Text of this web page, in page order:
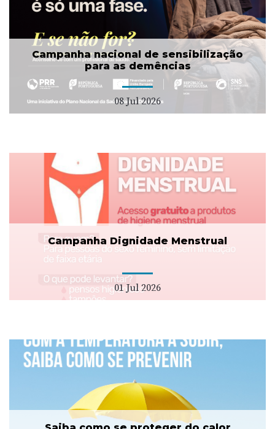
Campanha nacional de sensibilização
para as demências
08 Jul 2026
Campanha Dignidade Menstrual
01 Jul 2026